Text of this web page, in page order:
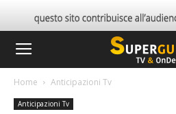
Home Anticipazioni Tv
Anticipazioni Tv